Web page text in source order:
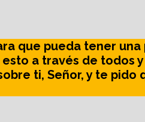
que pueda tener
a través de todos
ti, Señor, y te pido